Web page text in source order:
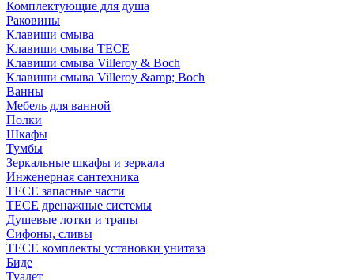
Комплектующие для душа
Раковины
Клавиши смыва
Клавиши смыва TECE
Клавиши смыва Villeroy & Boch
Клавиши смыва Villeroy &amp; Boch
Ванны
Мебель для ванной
Полки
Шкафы
Тумбы
Зеркальные шкафы и зеркала
Инженерная сантехника
TECE запасные части
TECE дренажные системы
Душевые лотки и трапы
Сифоны, сливы
TECE комплекты установки унитаза
Биде
Туалет